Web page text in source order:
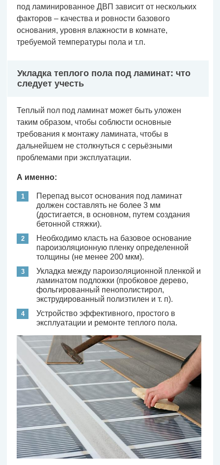
под ламинированное ДВП зависит от нескольких
факторов – качества и ровности базового
основания, уровня влажности в комнате,
требуемой температуры пола и т.п.
Укладка теплого пола под ламинат: что
следует учесть
Теплый пол под ламинат может быть уложен
таким образом, чтобы соблюсти основные
требования к монтажу ламината, чтобы в
дальнейшем не столкнуться с серьёзными
проблемами при эксплуатации.
А именно:
Перепад высот основания под ламинат
должен составлять не более 3 мм
(достигается, в основном, путем создания
бетонной стяжки).
Необходимо класть на базовое основание
пароизоляционную пленку определенной
толщины (не менее 200 мкм).
Укладка между пароизоляционной пленкой и
ламинатом подложки (пробковое дерево,
фольгированный пенополистирол,
экструдированный полиэтилен и т. п).
Устройство эффективного, простого в
эксплуатации и ремонте теплого пола.